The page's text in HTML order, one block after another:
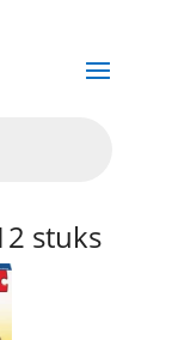
stuks